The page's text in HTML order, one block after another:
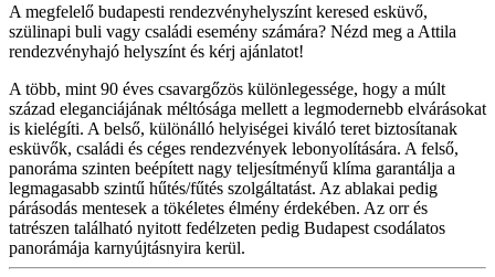
A megfelelő budapesti rendezvényhelyszínt keresed esküvő,
szülinapi buli vagy családi esemény számára? Nézd meg a Attila
rendezvényhajó helyszínt és kérj ajánlatot!
A több, mint 90 éves csavargőzös különlegessége, hogy a múlt
század eleganciájának méltósága mellett a legmodernebb elvárásokat
is kielégíti. A belső, különálló helyiségei kiváló teret biztosítanak
esküvők, családi és céges rendezvények lebonyolítására. A felső,
panoráma szinten beépített nagy teljesítményű klíma garantálja a
legmagasabb szintű hűtés/fűtés szolgáltatást. Az ablakai pedig
párásodás mentesek a tökéletes élmény érdekében. Az orr és
tatrészen található nyitott fedélzeten pedig Budapest csodálatos
panorámája karnyújtásnyira kerül.